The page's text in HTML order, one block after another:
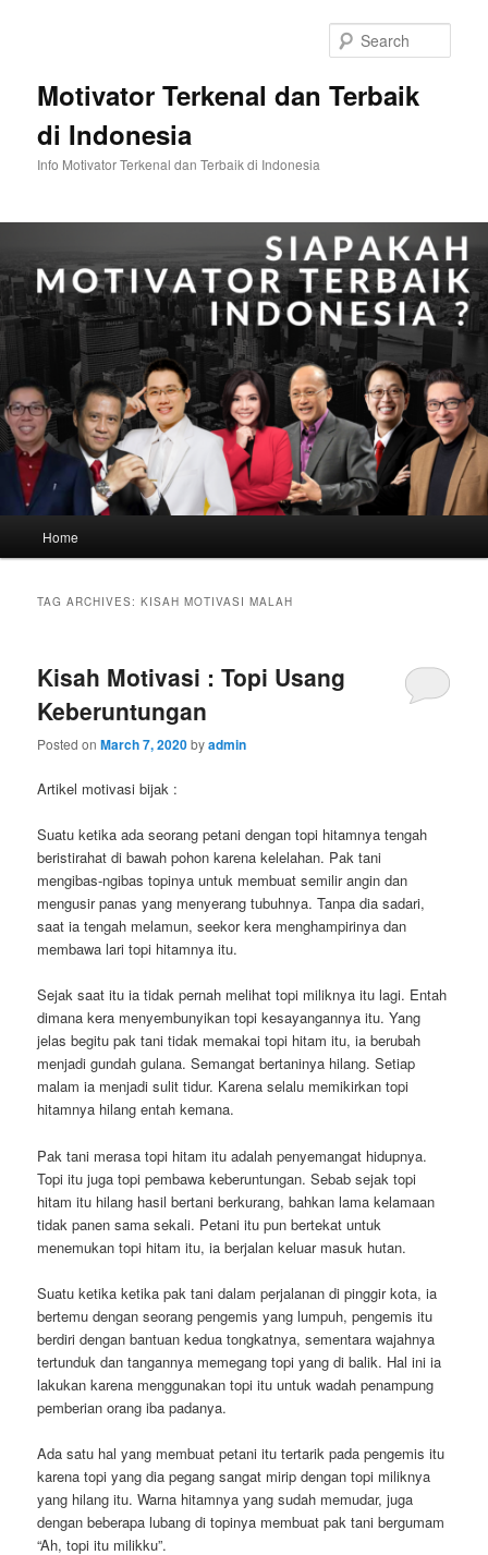
Motivator Terkenal dan Terbaik
di Indonesia
Info Motivator Terkenal dan Terbaik di Indonesia
Home
TAG ARCHIVES:KISAH MOTIVASI MALAH
Kisah Motivasi : Topi Usang
Keberuntungan
Posted onMarch 7, 2020byadmin
Artikel motivasi bijak :
Suatu ketika ada seorang petani dengan topi hitamnya tengah
beristirahat di bawah pohon karena kelelahan. Pak tani
mengibas-ngibas topinya untuk membuat semilir angin dan
mengusir panas yang menyerang tubuhnya. Tanpa dia sadari,
saat ia tengah melamun, seekor kera menghampirinya dan
membawa lari topi hitamnya itu.
Sejak saat itu ia tidak pernah melihat topi miliknya itu lagi. Entah
dimana kera menyembunyikan topi kesayangannya itu. Yang
jelas begitu pak tani tidak memakai topi hitam itu, ia berubah
menjadi gundah gulana. Semangat bertaninya hilang. Setiap
malam ia menjadi sulit tidur. Karena selalu memikirkan topi
hitamnya hilang entah kemana.
Pak tani merasa topi hitam itu adalah penyemangat hidupnya.
Topi itu juga topi pembawa keberuntungan. Sebab sejak topi
hitam itu hilang hasil bertani berkurang, bahkan lama kelamaan
tidak panen sama sekali. Petani itu pun bertekat untuk
menemukan topi hitam itu, ia berjalan keluar masuk hutan.
Suatu ketika ketika pak tani dalam perjalanan di pinggir kota, ia
bertemu dengan seorang pengemis yang lumpuh, pengemis itu
berdiri dengan bantuan kedua tongkatnya, sementara wajahnya
tertunduk dan tangannya memegang topi yang di balik. Hal ini ia
lakukan karena menggunakan topi itu untuk wadah penampung
pemberian orang iba padanya.
Ada satu hal yang membuat petani itu tertarik pada pengemis itu
karena topi yang dia pegang sangat mirip dengan topi miliknya
yang hilang itu. Warna hitamnya yang sudah memudar, juga
dengan beberapa lubang di topinya membuat pak tani bergumam
“Ah, topi itu milikku”.